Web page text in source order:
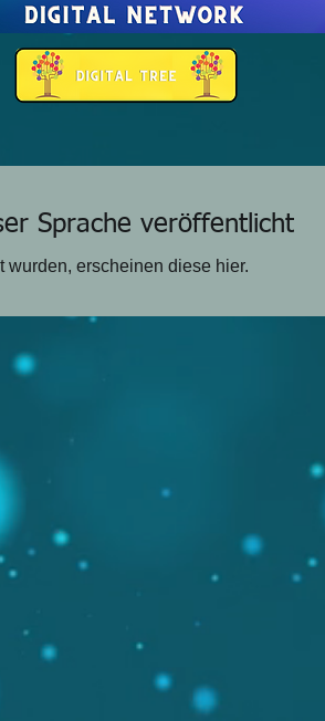
Sprache veröffentlicht
erscheinen diese hier.